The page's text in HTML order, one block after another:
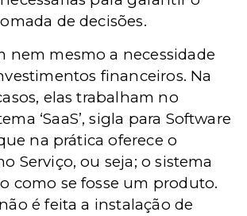
de decisões.
nem mesmo a necessidade
financeiros. Na
elas trabalham no
‘SaaS’, sigla para Software
na prática oferece o
Serviço, ou seja; o sistema
como se fosse um produto.
é feita a instalação de